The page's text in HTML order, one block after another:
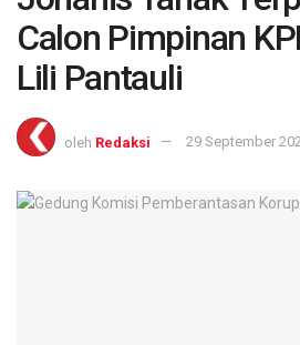
Calon Pimpinan
Lili Pantauli
oleh Redaksi 29 September